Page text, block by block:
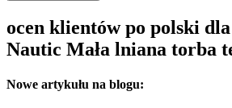
ocen klientów po polski
Nautic Mała lniana torba
Nowe artykułu na blogu: